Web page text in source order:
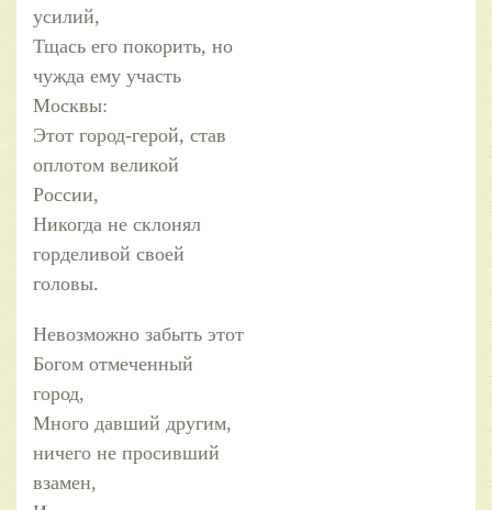
усилий,
Тщась его покорить, но
чужда ему участь
Москвы:
Этот город-герой, став
оплотом великой
России,
Никогда не склонял
горделивой своей
головы.
Невозможно забыть этот
Богом отмеченный
город,
Много давший другим,
ничего не просивший
взамен,